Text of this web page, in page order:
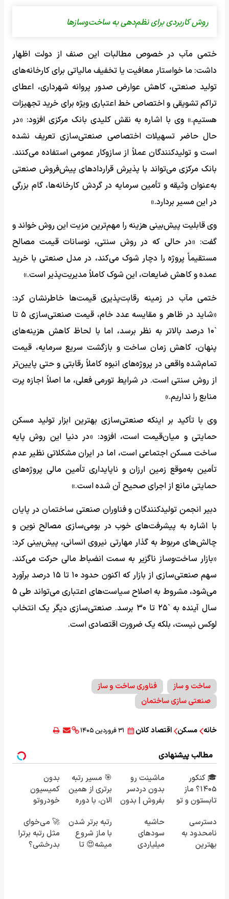
روش کاربردی برای نظم‌دهی به ساخت‌‌‌وسازها
ختمی مآب در خصوص مطالبات این صنف از دولت اظهار
داشت: ما خواستار معافیت یا تخفیف مالیاتی برای کارخانه‌های
تولید صنعتی، کاهش عوارض صدور پروانه شهرداری، اعطای
تراکم تشویقی و اختصاص خط اعتباری ویژه برای خرید تجهیزات
هستیم.» وی با اشاره به نقش کلیدی بانک مرکزی افزود: «در
حال حاضر تسهیلات اختصاصی صنعتی‌سازی تعریف نشده
است و تولیدکنندگان عملاً از سازوکار عمومی استفاده می‌کنند.
بانک مرکزی می‌تواند با پذیرش قراردادهای پیش‌فروش صنعتی
به‌عنوان وثیقه و تأمین سرمایه در گردش کارخانه‌ها، گام بزرگی
در این مسیر بردارد.»
وی قابلیت پیش‌بینی هزینه را مهم‌ترین مزیت این روش خواند و
گفت: «در حالی که در روش سنتی، نوسانات قیمت مصالح
مستقیماً پروژه را دچار شوک می‌کند، در مدل صنعتی با خرید
عمده و کاهش ضایعات، این شوک کاملاً مدیریت‌پذیر است.»
ختمی مآب در زمینه رقابت‌پذیری قیمت‌ها خاطرنشان کرد:
«شاید در ظاهر و مقایسه عدد خام، قیمت صنعتی‌سازی ۵ تا
`۱۰ درصد بالاتر به نظر برسد، اما با لحاظ کاهش هزینه‌های
پنهان، کاهش زمان ساخت و بازگشت سریع سرمایه، قیمت
تمام‌شده واقعی در پروژه‌های انبوه کاملاً رقابتی و حتی پایین‌تر
از روش سنتی است. در شرایط تورمی فعلی، ما اصلاً اجازه پرت
منابع را نداریم.»
وی با تأکید بر اینکه صنعتی‌سازی بهترین ابزار تولید مسکن
حمایتی و میان‌قیمت است، افزود: «در دنیا این روش پایه
ساخت مسکن اجتماعی است، اما در ایران مشکلاتی نظیر عدم
تأمین به‌موقع زمین ارزان و ناپایداری تأمین مالی پروژه‌های
حمایتی مانع از اجرای صحیح آن شده است.»
دبیر انجمن تولیدکنندگان و فناوران صنعتی ساختمان در پایان
با اشاره به پیشرفت‌های خوب در بومی‌سازی مصالح نوین و
چالش‌های مربوط به گذار مهارتی نیروی انسانی، پیش‌بینی کرد:
«بازار ساخت‌وساز ناگزیر به سمت انضباط مالی حرکت می‌کند.
سهم صنعتی‌سازی از بازار که اکنون حدود ۱۰ تا ۱۵ درصد برآورد
می‌شود، مشروط به اصلاح سیاست‌های اعتباری می‌تواند طی ۵
سال آینده به `۲۵ تا ۳۰ برسد. صنعتی‌سازی دیگر یک انتخاب
لوکس نیست، بلکه یک ضرورت اقتصادی است.
ساخت و ساز
فناوری ساخت و ساز
صنعتی سازی ساختمان
خانه مسکن اقتصاد کلان ۳۱ فروردین ۱۴۰۵
مطالب پیشنهادی
🎓 کنکور
۱۴۰5؟ ماز
تابستون و تو
میکنه 🏆
ماشینت رو
بدون دردسر
بفروش | بدون
🎯 مسیر رتبه
برتری از همین
الان، با دوره
شروع میشه!
بدون
کمیسیون
خودروتو
دسترسی
نامحدود به
بهترین
حاشیه
سودهای
میلیاردی
رتبه برتر شدن
با ماز شروع
میشه😍 تا
🚀 می‌خوای
مثل رتبه برترا
بدرخشی؟